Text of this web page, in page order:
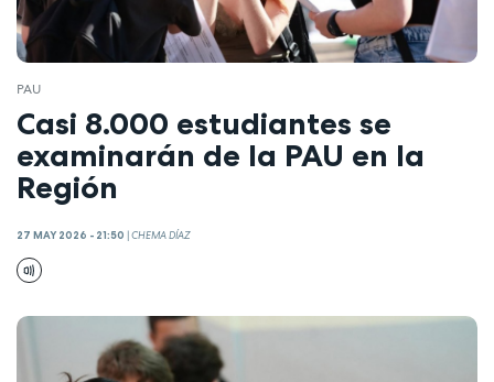
PAU
Casi 8.000 estudiantes se
examinarán de la PAU en la
Región
27 MAY 2026 - 21:50 |CHEMA DÍAZ